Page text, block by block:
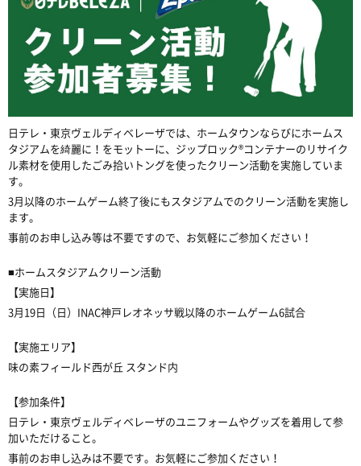
日テレ・東京ヴェルディベレーザでは、ホームタウンならびにホームス
タジアムを綺麗に！をモットーに、ジップロック®コンテナーのリサイク
ル素材を使用したごみ拾いトングを使ったクリーン活動を実施していま
す。
3月以降のホームゲーム終了後にもスタジアムでのクリーン活動を実施し
ます。
事前のお申し込み等は不要ですので、お気軽にご参加ください！
■ホームスタジアムクリーン活動
【実施日】
3月19日（日）INAC神戸レオネッサ戦以降のホームゲーム6試合
【実施エリア】
味の素フィールド西が丘 スタンド内
【参加条件】
日テレ・東京ヴェルディベレーザのユニフォームやグッズを着用して参
加いただけること。
事前のお申し込みは不要です。お気軽にご参加ください！